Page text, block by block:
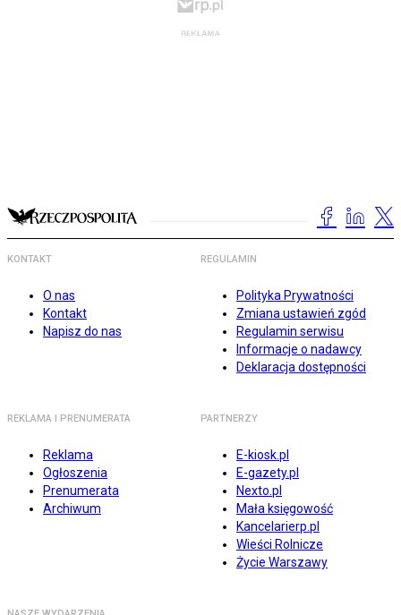
KONTAKT
O nas
Kontakt
Napisz do nas
REGULAMIN
Polityka Prywatności
Zmiana ustawień zgód
Regulamin serwisu
Informacje o nadawcy
Deklaracja dostępności
REKLAMA I PRENUMERATA
Reklama
Ogłoszenia
Prenumerata
Archiwum
PARTNERZY
E-kiosk.pl
E-gazety.pl
Nexto.pl
Mała księgowość
Kancelarierp.pl
Wieści Rolnicze
Życie Warszawy